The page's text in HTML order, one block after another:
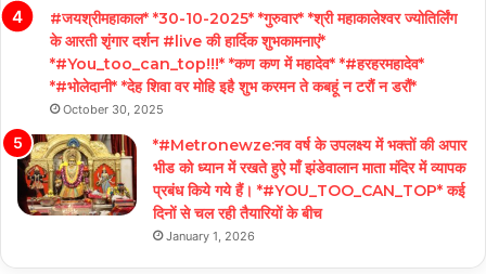
#जयश्रीमहाकाल* *30-10-2025* *गुरुवार* *श्री महाकालेश्वर ज्योतिर्लिंग
के आरती शृंगार दर्शन #live की हार्दिक शुभकामनाएं*
*#You_too_can_top!!!* *कण कण में महादेव* *#हरहरमहादेव*
*#भोलेदानी* *देह शिवा वर मोहि इहै शुभ करमन ते कबहूं न टरौं न डरौं*
October 30, 2025
*#Metronewze:नव वर्ष के उपलक्ष्य में भक्तों की अपार
भीड को ध्यान में रखते हुऐ माँ झंडेवालान माता मंदिर में व्यापक
प्रबंध किये गये हैं। *#YOU_TOO_CAN_TOP* कई
दिनों से चल रही तैयारियों के बीच
January 1, 2026